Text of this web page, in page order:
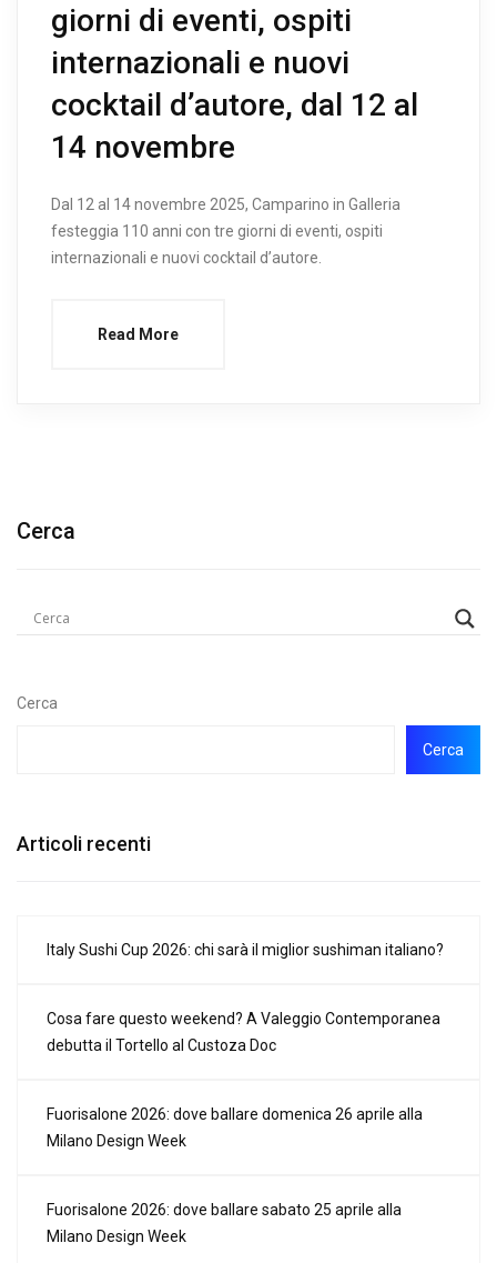
giorni di eventi, ospiti
internazionali e nuovi
cocktail d’autore, dal 12 al
14 novembre
Dal 12 al 14 novembre 2025, Camparino in Galleria
festeggia 110 anni con tre giorni di eventi, ospiti
internazionali e nuovi cocktail d’autore.
Read More
Cerca
Cerca
Cerca
Articoli recenti
Italy Sushi Cup 2026: chi sarà il miglior sushiman italiano?
Cosa fare questo weekend? A Valeggio Contemporanea
debutta il Tortello al Custoza Doc
Fuorisalone 2026: dove ballare domenica 26 aprile alla
Milano Design Week
Fuorisalone 2026: dove ballare sabato 25 aprile alla
Milano Design Week